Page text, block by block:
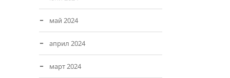
май 2024
април 2024
март 2024